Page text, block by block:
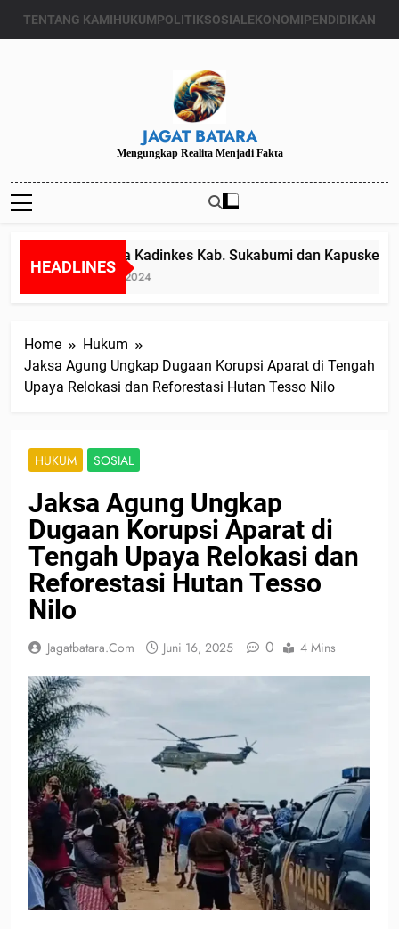
TENTANG KAMIHUKUMPOLITIKSOSIALEKONOMIPENDIDIKAN
JAGAT BATARA
Mengungkap Realita Menjadi Fakta
HEADLINES
Diduga Kadinkes Kab. Sukabumi dan
Juli 24, 2024
Home
Hukum
Jaksa Agung Ungkap Dugaan Korupsi Aparat di Tengah
Upaya Relokasi dan Reforestasi Hutan Tesso Nilo
HUKUM SOSIAL
Jaksa Agung Ungkap
Dugaan Korupsi Aparat di
Tengah Upaya Relokasi dan
Reforestasi Hutan Tesso
Nilo
Jagatbatara.com Juni 16, 2025 0 4 Mins